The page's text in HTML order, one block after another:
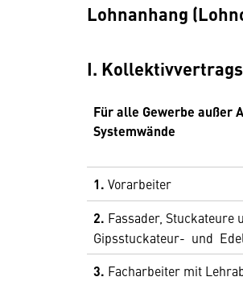
Lohnanhang
I.
Für alle Gewerbe außer
Systemwände
1. Vorarbeiter
2. Fassader, Stuckateure
Gipsstuckateur- und
3. Facharbeiter mit